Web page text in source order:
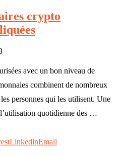
crypto
avec un bon niveau de
combinent de nombreux
personnes qui les utilisent. Une
quotidienne des …
LinkedinEmail